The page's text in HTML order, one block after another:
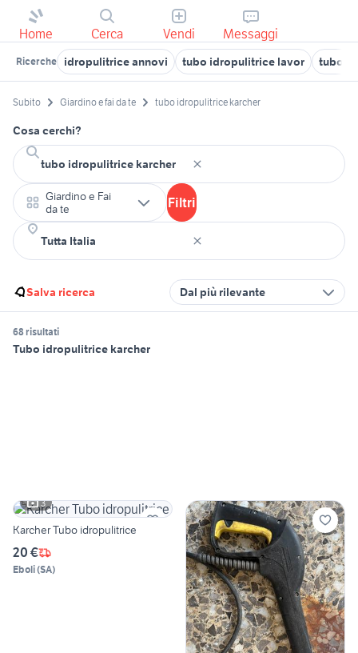
Home Cerca Vendi Messaggi
Ricerche idropulitrice annovi tubo idropulitrice lavor tubo
Subito Giardino e fai da te tubo idropulitrice karcher
Cosa cerchi?
Giardino e Fai
da te
Filtri
Salva ricerca Dal più rilevante
68 risultati
Tubo idropulitrice karcher
3
Karcher Tubo idropulitrice
20 €
Eboli(SA)